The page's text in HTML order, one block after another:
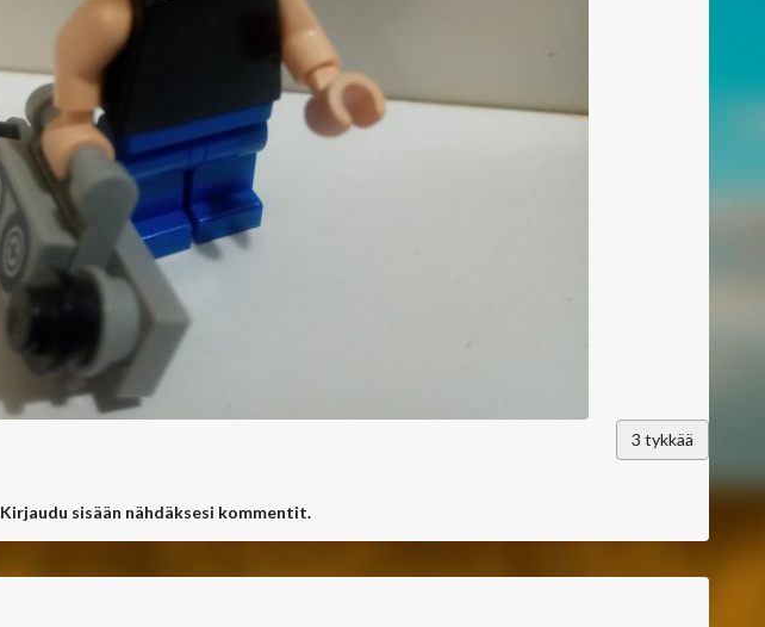
3 tykkää
Kirjaudu sisään nähdäksesi kommentit.